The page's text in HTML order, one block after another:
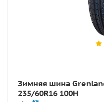
Зимняя шина
235/60R16 100H